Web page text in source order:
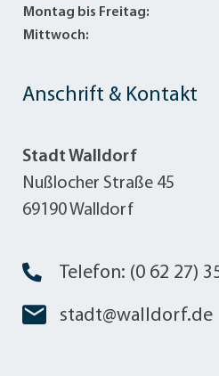
Anschrift & Kontakt
Stadt Walldorf
Nußlocher Straße 45
69190 Walldorf
Telefon: (0 62 27)
stadt@walldorf.de
Montag bis Freitag:
Mittwoch: